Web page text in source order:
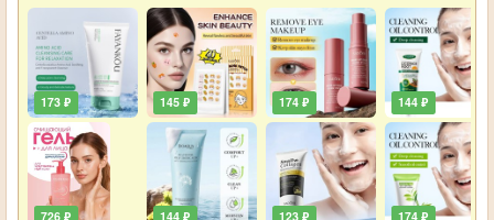
173 ₽
726 ₽
145 ₽
144 ₽
174 ₽
123 ₽
144 ₽
174 ₽